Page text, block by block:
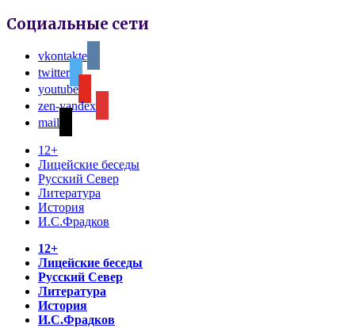
Социальные сети
vkontakte
twitter
youtube
zen-yandex
mail
12+
Лицейские беседы
Русский Север
Литература
История
И.С.Фрадков
12+
Лицейские беседы
Русский Север
Литература
История
И.С.Фрадков